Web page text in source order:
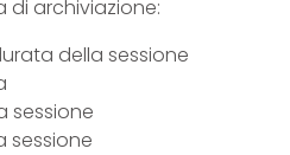
di archiviazione:
durata della sessione
sessione
sessione